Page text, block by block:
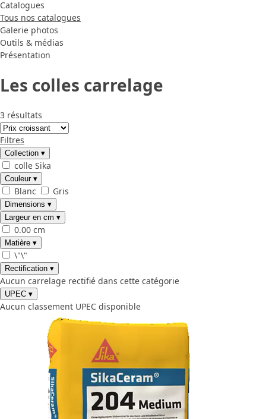
Catalogues
Tous nos catalogues
Galerie photos
Outils & médias
Présentation
Les colles carrelage
3 résultats
Filtres
Collection ▾
colle Sika
Couleur ▾
Blanc Gris
Dimensions ▾
Largeur en cm ▾
0.00 cm
Matière ▾
\"\"
Rectification ▾
Aucun carrelage rectifié dans cette catégorie
UPEC ▾
Aucun classement UPEC disponible